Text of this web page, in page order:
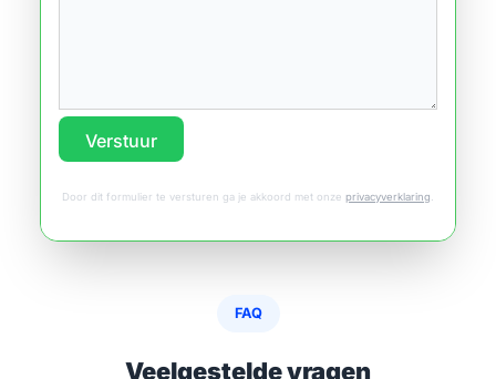
Verstuur
Door dit formulier te versturen ga je akkoord met onze privacyverklaring
FAQ
Veelgestelde vragen